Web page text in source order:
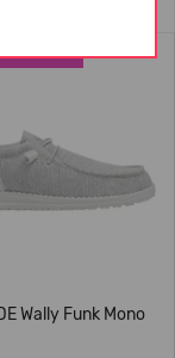
Wally Funk Mono